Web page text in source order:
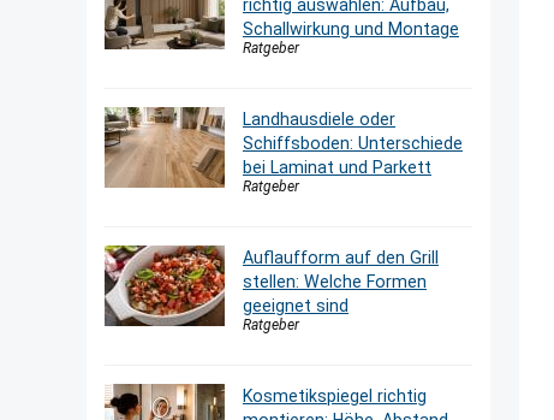
richtig auswählen: Aufbau,
Schallwirkung und Montage
Ratgeber
Landhausdiele oder
Schiffsboden: Unterschiede
bei Laminat und Parkett
Ratgeber
Auflaufform auf den Grill
stellen: Welche Formen
geeignet sind
Ratgeber
Kosmetikspiegel richtig